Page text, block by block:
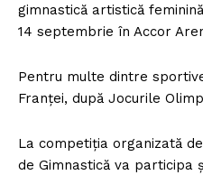
gimnastică artistică
14 septembrie în Accor
Pentru multe dintre
Franței, după Jocurile
La competiția organizată
de Gimnastică va participa